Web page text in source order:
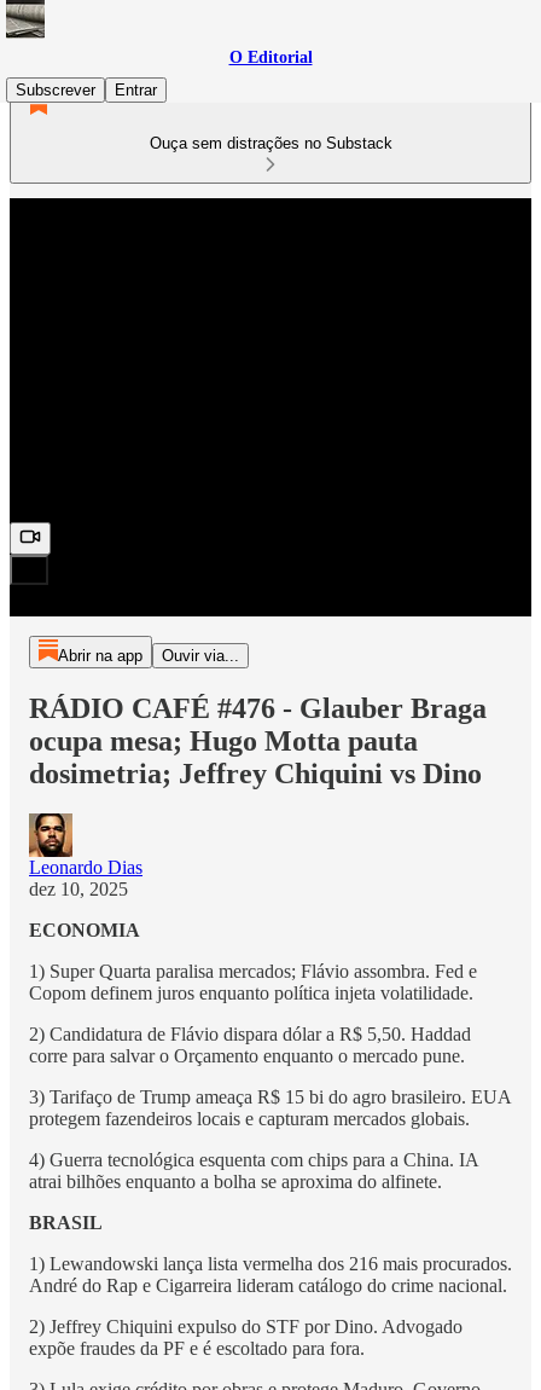
O Editorial
Subscrever
Entrar
Ouça sem distrações no Substack
Abrir na app Ouvir via...
RÁDIO CAFÉ #476 - Glauber Braga
ocupa mesa; Hugo Motta pauta
dosimetria; Jeffrey Chiquini vs Dino
Leonardo Dias
dez 10, 2025
ECONOMIA
1) Super Quarta paralisa mercados; Flávio assombra. Fed e
Copom definem juros enquanto política injeta volatilidade.
2) Candidatura de Flávio dispara dólar a R$ 5,50. Haddad
corre para salvar o Orçamento enquanto o mercado pune.
3) Tarifaço de Trump ameaça R$ 15 bi do agro brasileiro. EUA
protegem fazendeiros locais e capturam mercados globais.
4) Guerra tecnológica esquenta com chips para a China. IA
atrai bilhões enquanto a bolha se aproxima do alfinete.
BRASIL
1) Lewandowski lança lista vermelha dos 216 mais procurados.
André do Rap e Cigarreira lideram catálogo do crime nacional.
2) Jeffrey Chiquini expulso do STF por Dino. Advogado
expõe fraudes da PF e é escoltado para fora.